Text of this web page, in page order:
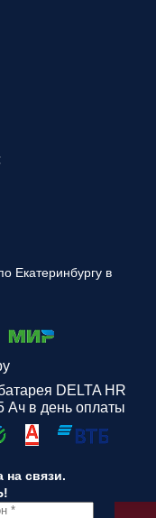
Екатеринбургу в
DELTA HR
Ач в день оплаты
связи.